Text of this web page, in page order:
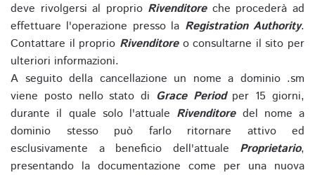
deve rivolgersi al proprio Rivenditoreche procederà ad
effettuare l'operazione presso la Registration Authority.
Contattare il proprio Rivenditoreo consultarne il sito per
ulteriori informazioni.
A seguito della cancellazione un nome a dominio .sm
viene posto nello stato di Grace Periodper 15 giorni,
durante il quale solo l'attuale Rivenditoredel nome a
dominio stesso può farlo ritornare attivo ed
esclusivamente a beneficio dell'attuale Proprietario,
presentando la documentazione come per una nuova